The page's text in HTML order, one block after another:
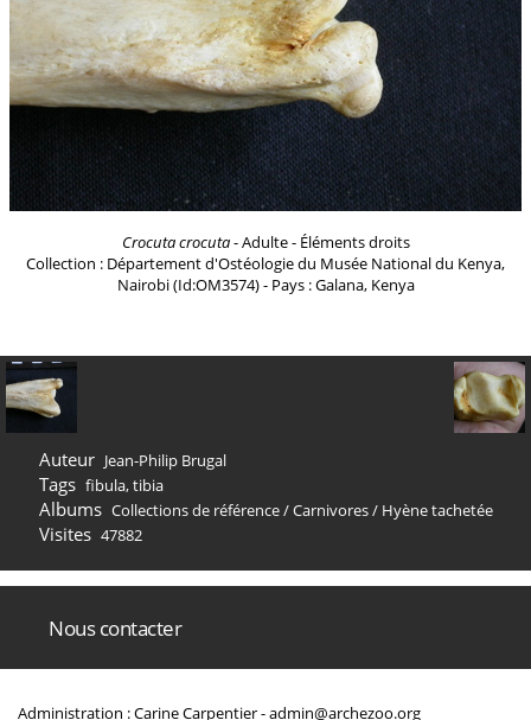
Crocuta crocuta- Adulte - Éléments droits
Collection : Département d'Ostéologie du Musée National du Kenya,
Nairobi (Id:OM3574) - Pays : Galana, Kenya
Auteur Jean-Philip Brugal
Tags fibula,tibia
Albums Collections de référence/Carnivores/ Hyène tachetée
Visites 47882
Nous contacter
Administration : Carine Carpentier -admin@archezoo.org